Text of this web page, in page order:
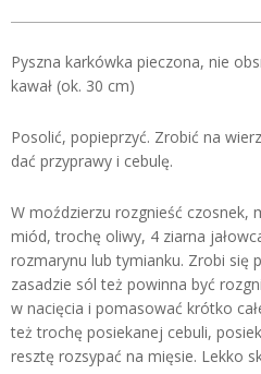
Pyszna karkówka pieczona, nie
kawał (ok. 30 cm)
Posolić, popieprzyć. Zrobić na
dać przyprawy i cebulę.
W moździerzu rozgnieść czosnek,
miód, trochę oliwy, 4 ziarna
rozmarynu lub tymianku. Zrobi się
zasadzie sól też powinna być
w nacięcia i pomasować krótko
też trochę posiekanej cebuli,
resztę rozsypać na mięsie. Lekko